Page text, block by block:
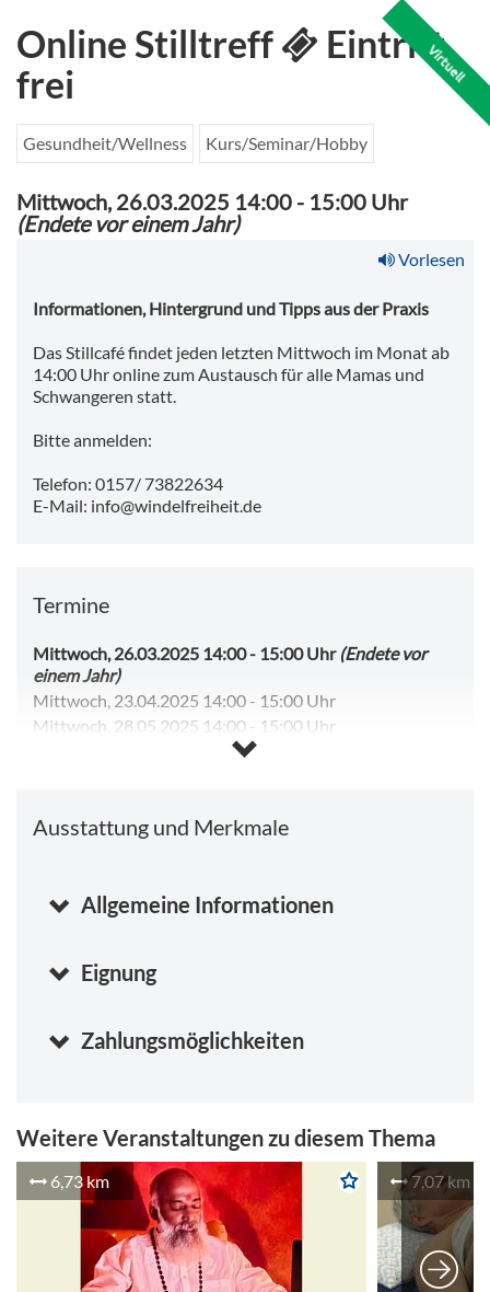
Online Stilltreff
Eintritt
frei
Virtuell
Gesundheit/Wellness Kurs/Seminar/Hobby
Mittwoch, 26.03.2025 14:00 - 15:00 Uhr
(Endete vor einem Jahr)
Vorlesen
Informationen, Hintergrund und Tipps aus der Praxis
Das Stillcafé findet jeden letzten Mittwoch im Monat ab
14:00 Uhr online zum Austausch für alle Mamas und
Schwangeren statt.
Bitte anmelden:
Telefon: 0157/ 73822634
E-Mail: info@windelfreiheit.de
Termine
Mittwoch, 26.03.2025 14:00- 15:00 Uhr(Endete vor
einem Jahr)
Mittwoch, 23.04.2025 14:00 - 15:00 Uhr
Mittwoch, 28.05.2025 14:00 - 15:00 Uhr
Ausstattung und Merkmale
Allgemeine Informationen
Eignung
Zahlungsmöglichkeiten
Weitere Veranstaltungen zu diesem Thema
6,73 km 7,07 km